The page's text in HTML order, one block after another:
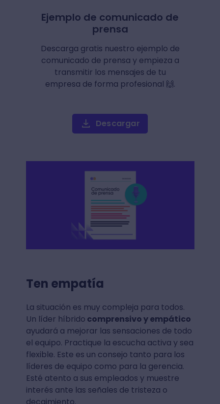
Ejemplo de comunicado de
prensa
Descarga gratis nuestro ejemplo de
comunicado de prensa y empieza a
transmitir los mensajes de tu
empresa de forma profesional 🙌.
Descargar
Ten empatía
La situación es muy compleja para todos.
Un líder híbrido comprensivo y empático
ayudará a mejorar las sensaciones de todo
el equipo. Practique la escucha activa y sea
flexible. Este es un consejo tanto para los
líderes de equipo como para la gerencia.
Esté atento a sus empleados y muestre
interés ante las señales de tristeza o